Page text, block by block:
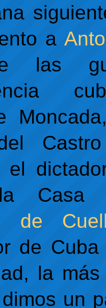
a
las
el
de
de
la
un